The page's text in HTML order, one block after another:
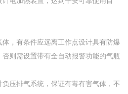
，有条件应远离工作点设计具有防爆
则需设置带有全自动报警功能的气瓶
压排气系统，保证有毒有害气体，不